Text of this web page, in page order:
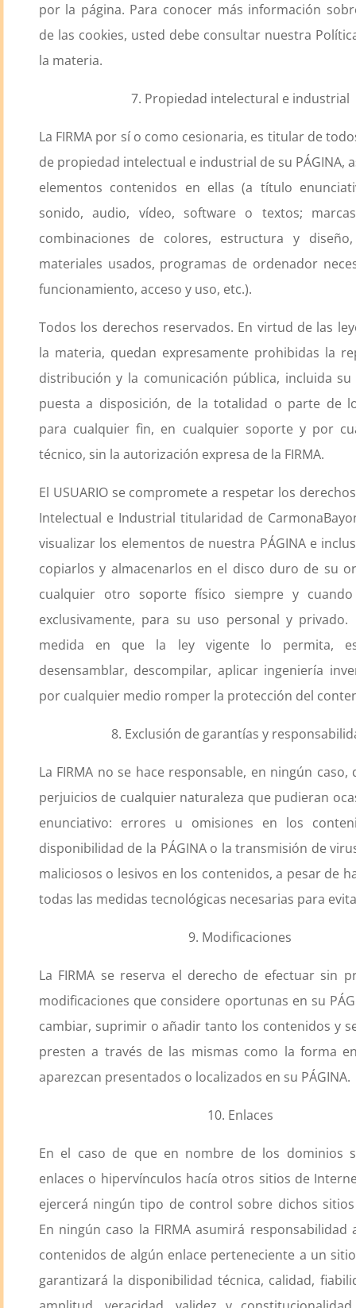
por la página. Para conocer más información
de las cookies, usted debe consultar nuestra
la materia.
7. Propiedad intelectural e industrial
La FIRMA por sí o como cesionaria, es titular de
de propiedad intelectual e industrial de su PÁGINA,
elementos contenidos en ellas (a título
sonido, audio, vídeo, software o textos;
combinaciones de colores, estructura y
materiales usados, programas de ordenador
funcionamiento, acceso y uso, etc.).
Todos los derechos reservados. En virtud de las
la materia, quedan expresamente prohibidas la
distribución y la comunicación pública, incluida
puesta a disposición, de la totalidad o parte de
para cualquier fin, en cualquier soporte y por
técnico, sin la autorización expresa de la FIRMA.
El USUARIO se compromete a respetar los
Intelectual e Industrial titularidad de
visualizar los elementos de nuestra PÁGINA e
copiarlos y almacenarlos en el disco duro de su
cualquier otro soporte físico siempre y
exclusivamente, para su uso personal y privado.
medida en que la ley vigente lo permita,
desensamblar, descompilar, aplicar ingeniería
por cualquier medio romper la protección del
8. Exclusión de garantías y
La FIRMA no se hace responsable, en ningún caso,
perjuicios de cualquier naturaleza que pudieran
enunciativo: errores u omisiones en los
disponibilidad de la PÁGINA o la transmisión de
maliciosos o lesivos en los contenidos, a pesar de
todas las medidas tecnológicas necesarias para
9. Modificaciones
La FIRMA se reserva el derecho de efectuar sin
modificaciones que considere oportunas en su
cambiar, suprimir o añadir tanto los contenidos y
presten a través de las mismas como la forma
aparezcan presentados o localizados en su PÁGINA.
10. Enlaces
En el caso de que en nombre de los dominios
enlaces o hipervínculos hacía otros sitios de
ejercerá ningún tipo de control sobre dichos
En ningún caso la FIRMA asumirá responsabilidad
contenidos de algún enlace perteneciente a un
garantizará la disponibilidad técnica, calidad,